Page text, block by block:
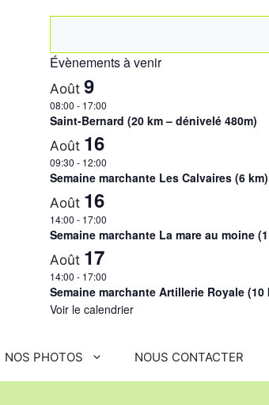
Évènements à venir
Août 9
08:00 - 17:00
Saint-Bernard (20 km – dénivelé 480m)
Août 16
09:30 - 12:00
Semaine marchante Les Calvaires (6 km)
Août 16
14:00 - 17:00
Semaine marchante La mare au moine
Août 17
14:00 - 17:00
Semaine marchante Artillerie Royale (10
Voir le calendrier
NOS PHOTOS NOUS CONTACTER